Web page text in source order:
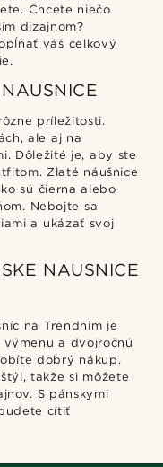
Chcete niečo
dizajnom?
váš celkový
príležitosti.
ale aj na
Dôležité je, aby ste
Zlaté náušnice
sú čierna alebo
Nebojte sa
a ukázať svoj
NAUSNICE
na Trendhim je
a dvojročnú
dobrý nákup.
takže si môžete
S pánskymi
cítiť